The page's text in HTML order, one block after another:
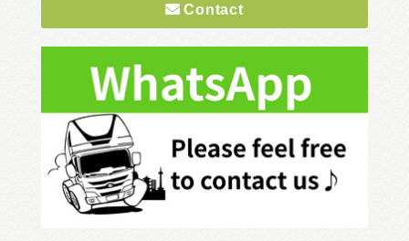
Contact